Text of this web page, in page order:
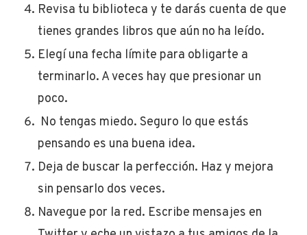
Revisa tu biblioteca y te darás cuenta de que
tienes grandes libros que aún no ha leído.
Elegí una fecha límite para obligarte a
terminarlo. A veces hay que presionar un
poco.
No tengas miedo. Seguro lo que estás
pensando es una buena idea.
Deja de buscar la perfección. Haz y mejora
sin pensarlo dos veces.
Navegue por la red. Escribe mensajes en